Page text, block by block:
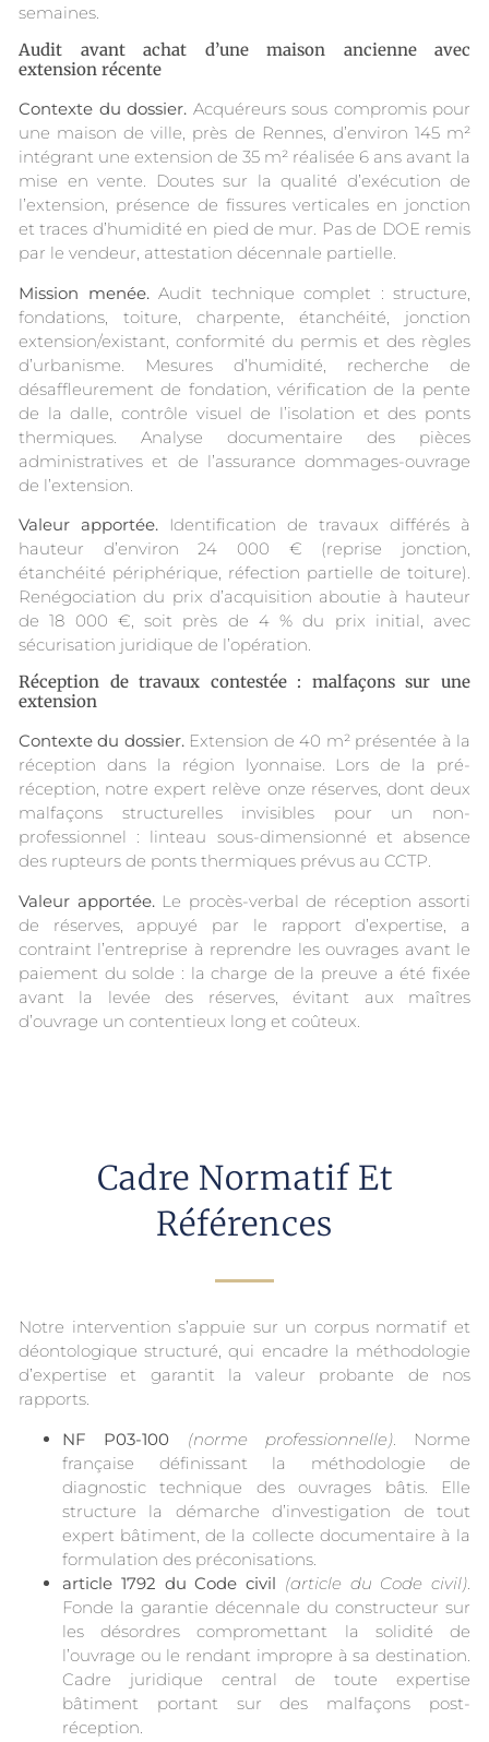
semaines.
Audit avant achat d’une maison ancienne avec
extension récente
Contexte du dossier. Acquéreurs sous compromis pour
une maison de ville, près de Rennes, d’environ 145 m²
intégrant une extension de 35 m² réalisée 6 ans avant la
mise en vente. Doutes sur la qualité d’exécution de
l’extension, présence de fissures verticales en jonction
et traces d’humidité en pied de mur. Pas de DOE remis
par le vendeur, attestation décennale partielle.
Mission menée. Audit technique complet : structure,
fondations, toiture, charpente, étanchéité, jonction
extension/existant, conformité du permis et des règles
d’urbanisme. Mesures d’humidité, recherche de
désaffleurement de fondation, vérification de la pente
de la dalle, contrôle visuel de l’isolation et des ponts
thermiques. Analyse documentaire des pièces
administratives et de l’assurance dommages-ouvrage
de l’extension.
Valeur apportée. Identification de travaux différés à
hauteur d’environ 24 000 € (reprise jonction,
étanchéité périphérique, réfection partielle de toiture).
Renégociation du prix d’acquisition aboutie à hauteur
de 18 000 €, soit près de 4 % du prix initial, avec
sécurisation juridique de l’opération.
Réception de travaux contestée : malfaçons sur une
extension
Contexte du dossier.Extension de 40 m² présentée à la
réception dans la région lyonnaise. Lors de la pré-
réception, notre expert relève onze réserves, dont deux
malfaçons structurelles invisibles pour un non-
professionnel : linteau sous-dimensionné et absence
des rupteurs de ponts thermiques prévus au CCTP.
Valeur apportée. Le procès-verbal de réception assorti
de réserves, appuyé par le rapport d’expertise, a
contraint l’entreprise à reprendre les ouvrages avant le
paiement du solde : la charge de la preuve a été fixée
avant la levée des réserves, évitant aux maîtres
d’ouvrage un contentieux long et coûteux.
Cadre Normatif Et
Références
Notre intervention s’appuie sur un corpus normatif et
déontologique structuré, qui encadre la méthodologie
d’expertise et garantit la valeur probante de nos
rapports.
NF P03-100
(norme professionnelle). Norme
française définissant la méthodologie de
diagnostic technique des ouvrages bâtis. Elle
structure la démarche d’investigation de tout
expert bâtiment, de la collecte documentaire à la
formulation des préconisations.
article 1792 du Code civil (article du Code civil)
Fonde la garantie décennale du constructeur sur
les désordres compromettant la solidité de
l’ouvrage ou le rendant impropre à sa destination.
Cadre juridique central de toute expertise
bâtiment portant sur des malfaçons post-
réception.